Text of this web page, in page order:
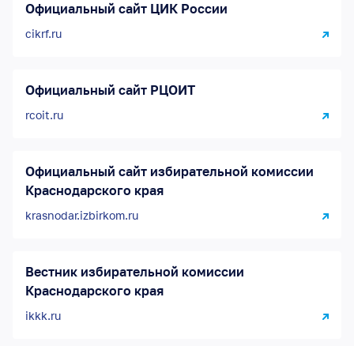
Официальный сайт ЦИК России
cikrf.ru
Официальный сайт РЦОИТ
rcoit.ru
Официальный сайт избирательной комиссии
Краснодарского края
krasnodar.izbirkom.ru
Вестник избирательной комиссии
Краснодарского края
ikkk.ru